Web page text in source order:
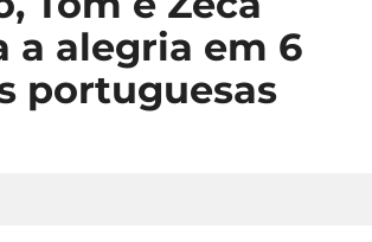
a alegria em 6
portuguesas